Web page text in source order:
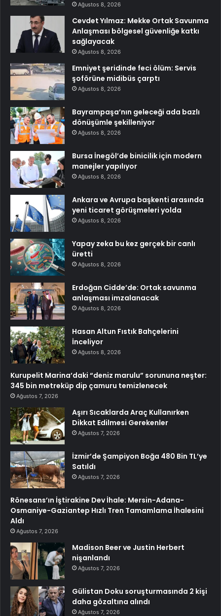
Ağustos 8, 2026
Cevdet Yılmaz: Mekke Ortak Savunma
Anlaşması bölgesel güvenliğe katkı
sağlayacak
Ağustos 8, 2026
Emniyet şeridinde feci ölüm: Servis
şoförüne midibüs çarptı
Ağustos 8, 2026
Bayrampaşa’nın geleceği ada bazlı
dönüşümle şekilleniyor
Ağustos 8, 2026
Bursa İnegöl’de binicilik için modern
manejler yapılıyor
Ağustos 8, 2026
Ankara ve Avrupa başkenti arasında
yeni ticaret görüşmeleri yolda
Ağustos 8, 2026
Yapay zeka bu kez gerçek bir canlı
üretti
Ağustos 8, 2026
Erdoğan Cidde’de: Ortak savunma
anlaşması imzalanacak
Ağustos 8, 2026
Hasan Altun Fıstık Bahçelerini
İnceliyor
Ağustos 8, 2026
Kurupelit Marina’daki “deniz marulu” sorununa neşter:
345 bin metreküp dip çamuru temizlenecek
Ağustos 7, 2026
Aşırı Sıcaklarda Araç Kullanırken
Dikkat Edilmesi Gerekenler
Ağustos 7, 2026
İzmir’de Şampiyon Boğa 480 Bin TL’ye
Satıldı
Ağustos 7, 2026
Rönesans’ın İştirakine Dev İhale: Mersin-Adana-
Osmaniye-Gaziantep Hızlı Tren Tamamlama İhalesini
Aldı
Ağustos 7, 2026
Madison Beer ve Justin Herbert
nişanlandı
Ağustos 7, 2026
Gülistan Doku soruşturmasında 2 kişi
daha gözaltına alındı
Ağustos 7, 2026